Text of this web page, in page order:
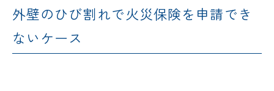
洗面化粧
リフォー
ムの流れ
アフター
来
約
外壁のひび割れで火災保険を申請でき
ないケース